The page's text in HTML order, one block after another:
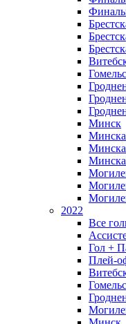
Минск
2022
Все
Гол +
Плей-